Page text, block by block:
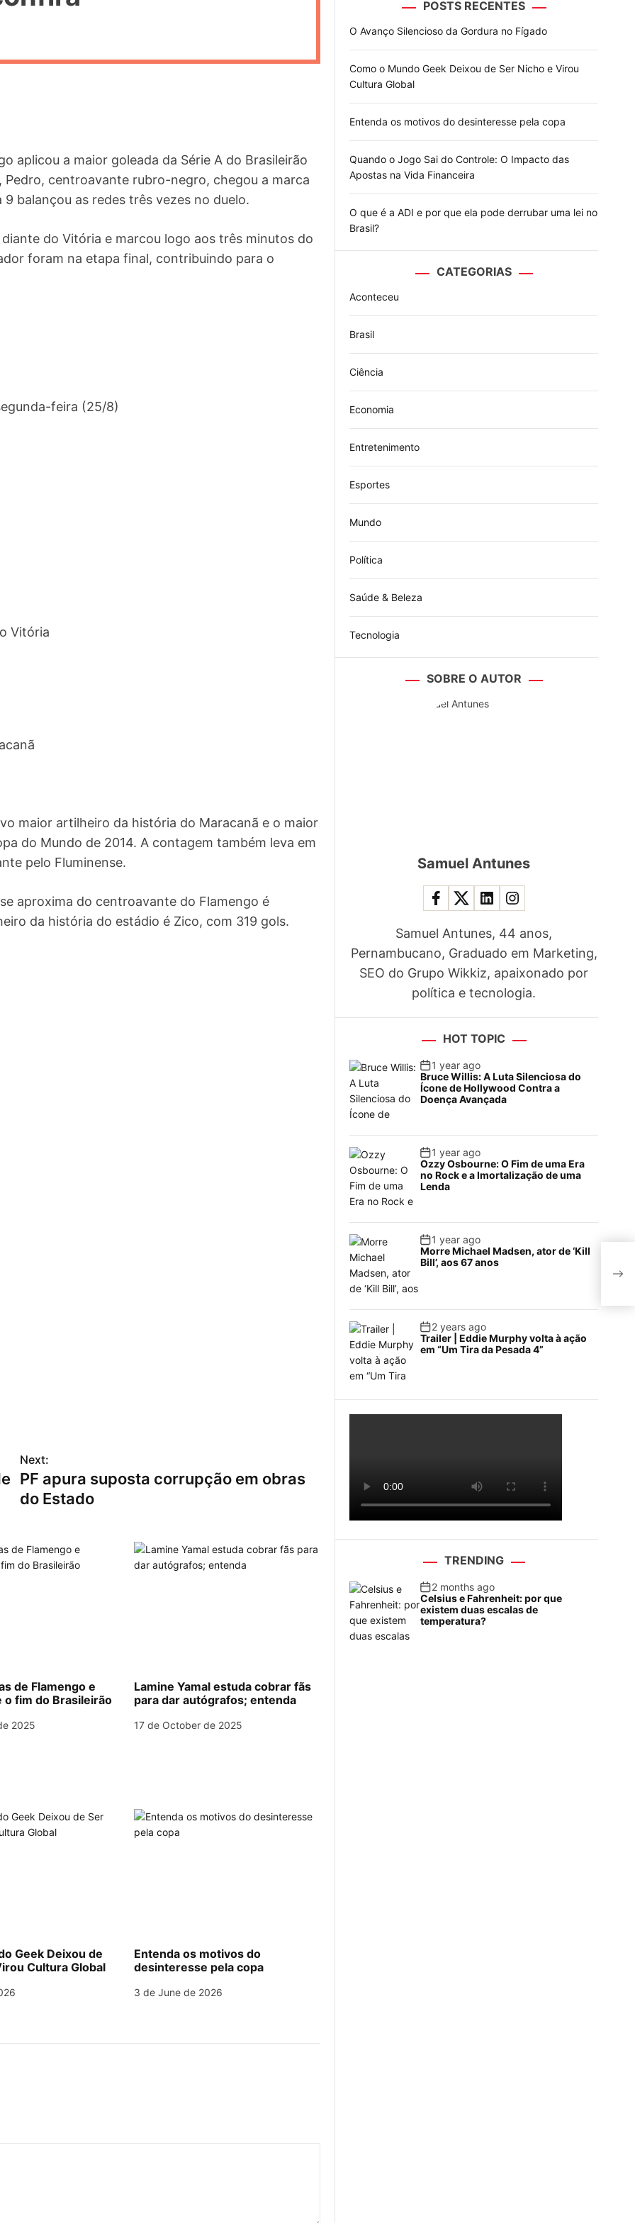
o
e
aplicou a maior goleada da Série A do Brasileirão
centroavante rubro-negro, chegou a marca
balançou as redes três vezes no duelo.
do Vitória e marcou logo aos três minutos do
foram na etapa final, contribuindo para o
feira (25/8)
Vitória
maior artilheiro da história do Maracanã e o maior
do Mundo de 2014. A contagem também leva em
pelo Fluminense.
aproxima do centroavante do Flamengo é
da história do estádio é Zico, com 319 gols.
Next:
PF apura suposta corrupção em obras
do Estado
de Flamengo e
o fim do Brasileirão
2025
Lamine Yamal estuda cobrar fãs
para dar autógrafos; entenda
17 de October de 2025
Geek Deixou de
Cultura Global
Entenda os motivos do
desinteresse pela copa
3 de June de 2026
POSTS RECENTES
O Avanço Silencioso da Gordura no Fígado
Como o Mundo Geek Deixou de Ser Nicho e Virou
Cultura Global
Entenda os motivos do desinteresse pela copa
Quando o Jogo Sai do Controle: O Impacto das
Apostas na Vida Financeira
O que é a ADI e por que ela pode derrubar uma lei no
Brasil?
CATEGORIAS
Aconteceu
Brasil
Ciência
Economia
Entretenimento
Esportes
Mundo
Política
Saúde & Beleza
Tecnologia
SOBRE O AUTOR
Samuel Antunes
Samuel Antunes, 44 anos,
Pernambucano, Graduado em Marketing,
SEO do Grupo Wikkiz, apaixonado por
política e tecnologia.
HOT TOPIC
1 year ago
Bruce Willis: A Luta Silenciosa do
Ícone de Hollywood Contra a
Doença Avançada
1 year ago
Ozzy Osbourne: O Fim de uma Era
no Rock e a Imortalização de uma
Lenda
1 year ago
Morre Michael Madsen, ator de ‘Kill
Bill’, aos 67 anos
2 years ago
Trailer | Eddie Murphy volta à ação
em “Um Tira da Pesada 4”
TRENDING
2 months ago
Celsius e Fahrenheit: por que
existem duas escalas de
temperatura?